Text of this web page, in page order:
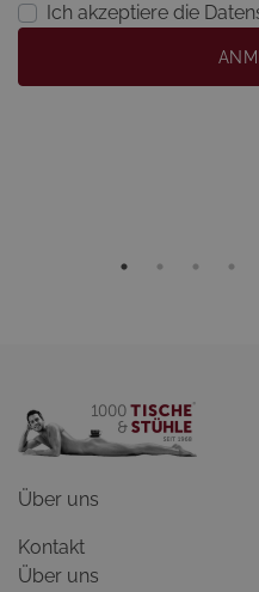
Ich akzeptiere die
Über uns
Kontakt
Über uns